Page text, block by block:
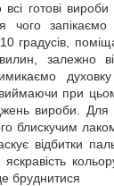
готові
чого
градусів,
залежно
при
вироби. Для
блискучим л
відбитки
яскравість
бруднитися